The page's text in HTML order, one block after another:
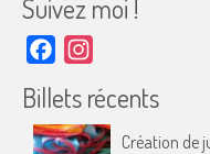
Suivez moi !
Facebook
Billets récents
Création de